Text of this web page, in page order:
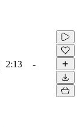
2:13 -